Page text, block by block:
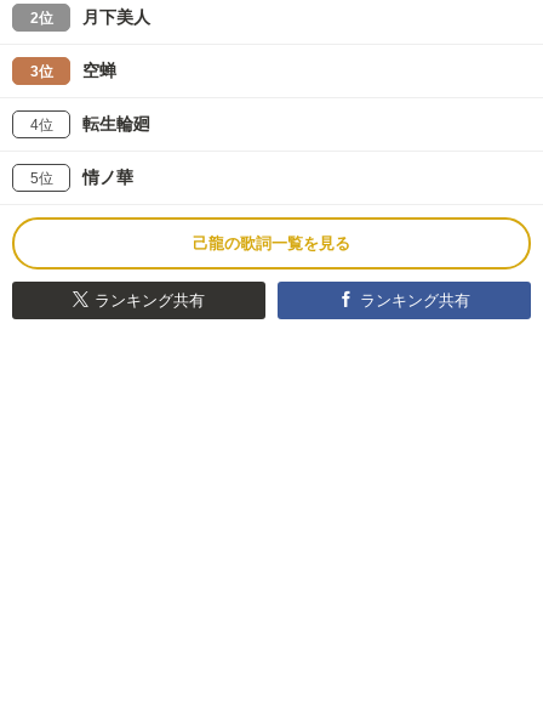
2位 月下美人
3位 空蝉
4位 転生輪廻
5位 情ノ華
己龍の歌詞一覧を見る
ランキング共有 ランキング共有